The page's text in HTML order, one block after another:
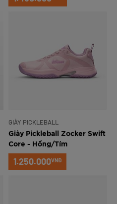
GIÀY PICKLEBALL
Giày Pickleball Zocker Swift
Core - Hồng/Tím
1.250.000VNĐ